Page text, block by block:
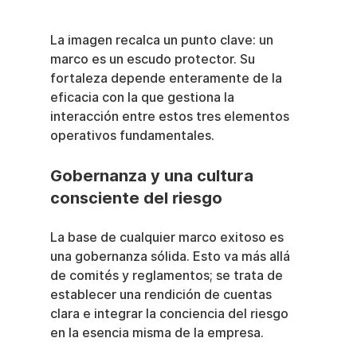
La imagen recalca un punto clave: un
marco es un escudo protector. Su
fortaleza depende enteramente de la
eficacia con la que gestiona la
interacción entre estos tres elementos
operativos fundamentales.
Gobernanza y una cultura
consciente del riesgo
La base de cualquier marco exitoso es
una gobernanza sólida. Esto va más allá
de comités y reglamentos; se trata de
establecer una rendición de cuentas
clara e integrar la conciencia del riesgo
en la esencia misma de la empresa.